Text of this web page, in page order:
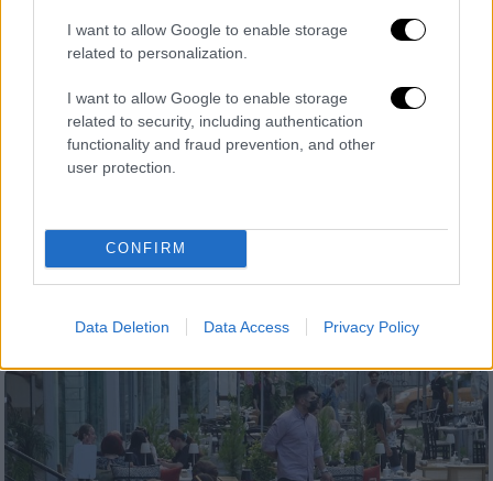
I want to allow Google to enable storage
related to personalization.
I want to allow Google to enable storage
related to security, including authentication
functionality and fraud prevention, and other
user protection.
CONFIRM
Data Deletion Data Access Privacy Policy
Market|22.11.2021 18:41
DTS Digital Surround
H Sonos διευκολύνει ακόμη περισσότερο
την απόλαυση του αγαπημένου σας
περιεχομένου με εξαιρετικό ήχο